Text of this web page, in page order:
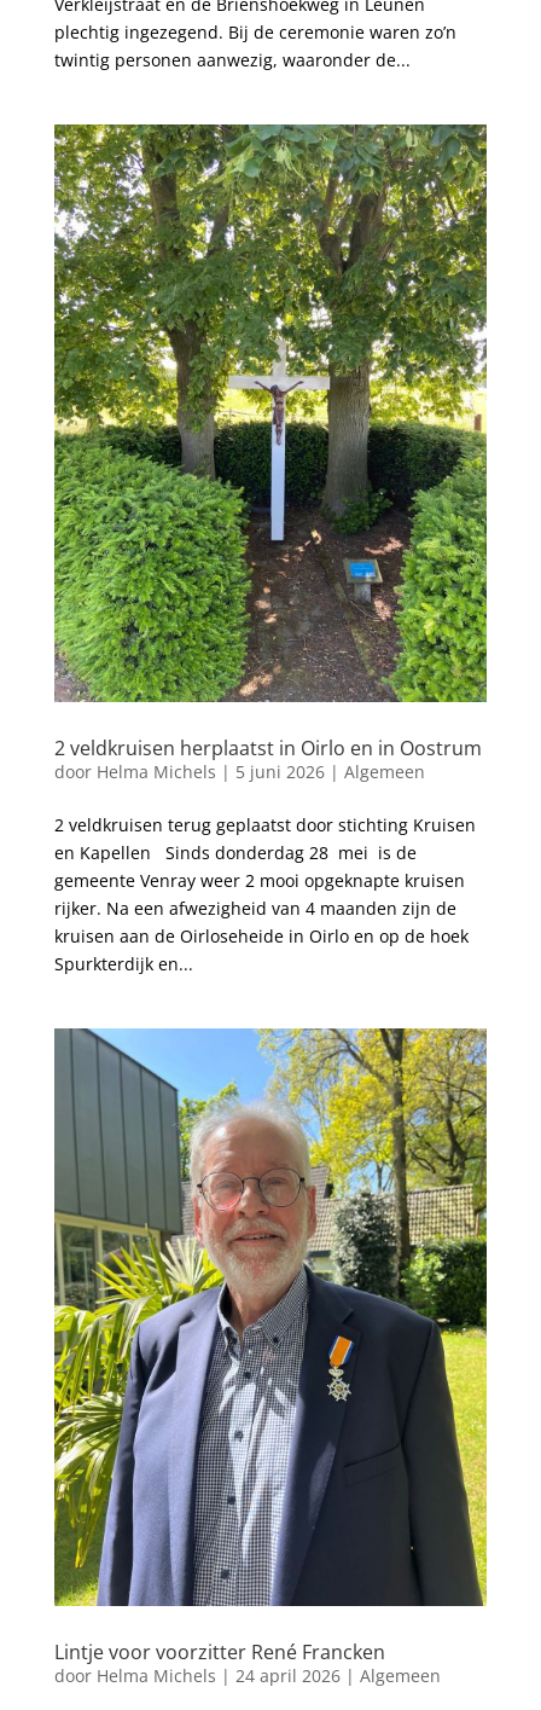
plechtig ingezegend. Bij de ceremonie waren zo’n
twintig personen aanwezig, waaronder de...
2 veldkruisen herplaatst in Oirlo en in Oostrum
door Helma Michels | 5 juni 2026| Algemeen
2 veldkruisen terug geplaatst door stichting Kruisen
en Kapellen Sinds donderdag 28 mei is de
gemeente Venray weer 2 mooi opgeknapte kruisen
rijker. Na een afwezigheid van 4 maanden zijn de
kruisen aan de Oirloseheide in Oirlo en op de hoek
Spurkterdijk en...
Lintje voor voorzitter René Francken
door Helma Michels | 24 april 2026| Algemeen